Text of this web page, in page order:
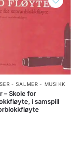
- SALMER - MUSIKK
– Skole for
i samspill